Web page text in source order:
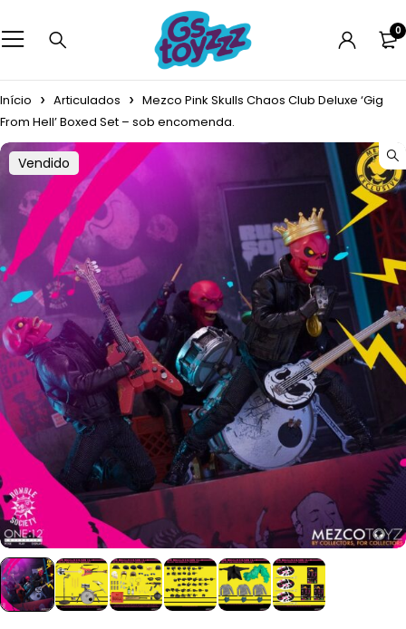
0
Início Articulados
Mezco Pink Skulls Chaos Club Deluxe ‘Gig
From Hell’ Boxed Set – sob encomenda.
Vendido